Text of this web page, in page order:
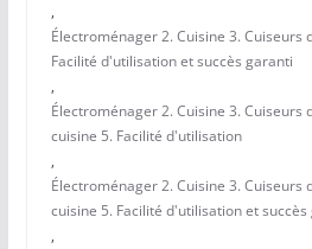
,
Électroménager 2. Cuisine 3. Cuiseurs
Facilité d'utilisation et succès garanti
,
Électroménager 2. Cuisine 3. Cuiseurs
cuisine 5. Facilité d'utilisation
,
Électroménager 2. Cuisine 3. Cuiseurs
cuisine 5. Facilité d'utilisation et succès
,